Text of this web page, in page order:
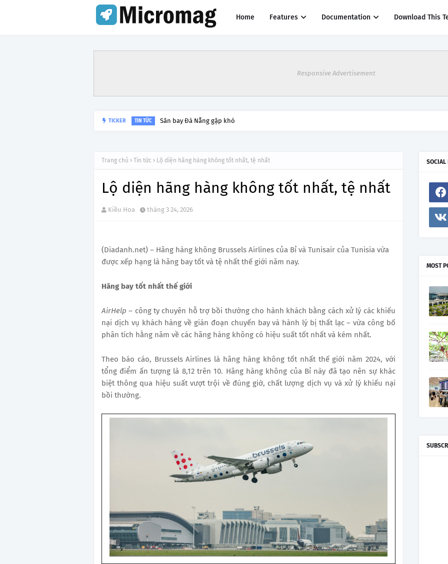
Home Features Documentation Download This
Responsive Advertisement
TICKER TIN TỨC Sân bay Đà Nẵng gặp khó
Trang chủ Tin tức Lộ diện hãng hàng không tốt nhất, tệ nhất
Lộ diện hãng hàng không tốt nhất, tệ nhất
Kiều Hoa tháng 3 24, 2026
(Diadanh.net) – Hãng hàng không Brussels Airlines của Bỉ và Tunisair của Tunisia vừa
được xếp hạng là hãng bay tốt và tệ nhất thế giới năm nay.
Hãng bay tốt nhất thế giới
AirHelp – công ty chuyên hỗ trợ bồi thường cho hành khách bằng cách xử lý các khiếu
nại dịch vụ khách hàng về gián đoạn chuyến bay và hành lý bị thất lạc – vừa công bố
phân tích hằng năm về các hãng hàng không có hiệu suất tốt nhất và kém nhất.
Theo báo cáo, Brussels Airlines là hãng hàng không tốt nhất thế giới năm 2024, với
tổng điểm ấn tượng là 8,12 trên 10. Hãng hàng không của Bỉ này đã tạo nên sự khác
biệt thông qua hiệu suất vượt trội về đúng giờ, chất lượng dịch vụ và xử lý khiếu nại
bồi thường.
SOCIAL
MOST